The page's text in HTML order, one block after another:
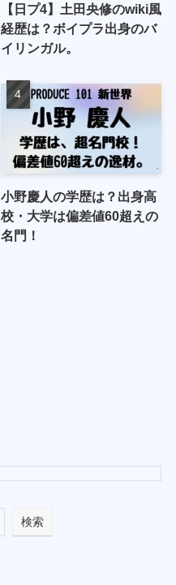
【日プ4】土田央修のwiki風
経歴は？ボイプラ出身のバ
イリンガル。
小野慶人の学歴は？出身高
校・大学は偏差値60超えの
名門！
検索